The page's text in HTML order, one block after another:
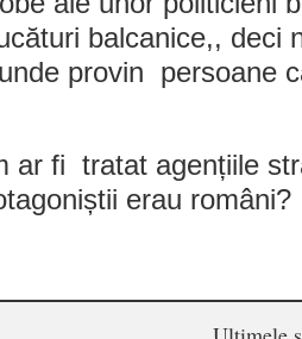
balcanice,, deci
provin persoane
ar fi tratat agențiile
erau români?